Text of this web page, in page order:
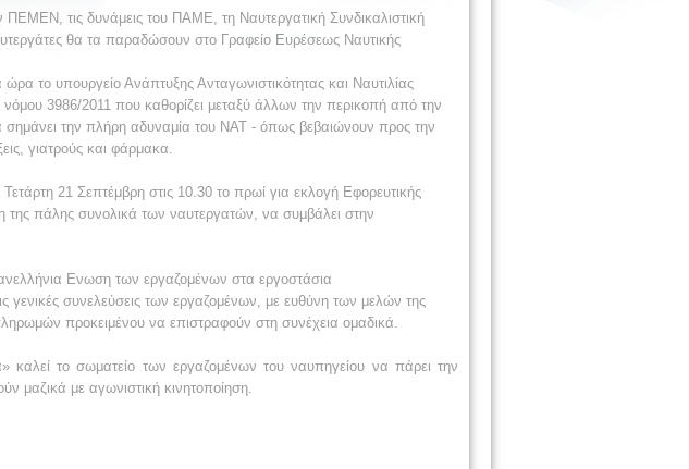
τις δυνάμεις του ΠΑΜΕ, τη Ναυτεργατική Συνδικαλιστική
θα τα παραδώσουν στο Γραφείο Ευρέσεως Ναυτικής
το υπουργείο Ανάπτυξης Ανταγωνιστικότητας και Ναυτιλίας
3986/2011 που καθορίζει μεταξύ άλλων την περικοπή από την
την πλήρη αδυναμία του ΝΑΤ - όπως βεβαιώνουν προς την
γιατρούς και φάρμακα.
21 Σεπτέμβρη στις 10.30 το πρωί για εκλογή Εφορευτικής
πάλης συνολικά των ναυτεργατών, να συμβάλει στην
Ενωση των εργαζομένων στα εργοστάσια
γενικές συνελεύσεις των εργαζομένων, με ευθύνη των μελών της
προκειμένου να επιστραφούν στη συνέχεια ομαδικά.
το σωματείο των εργαζομένων του ναυπηγείου να πάρει την
μαζικά με αγωνιστική κινητοποίηση.